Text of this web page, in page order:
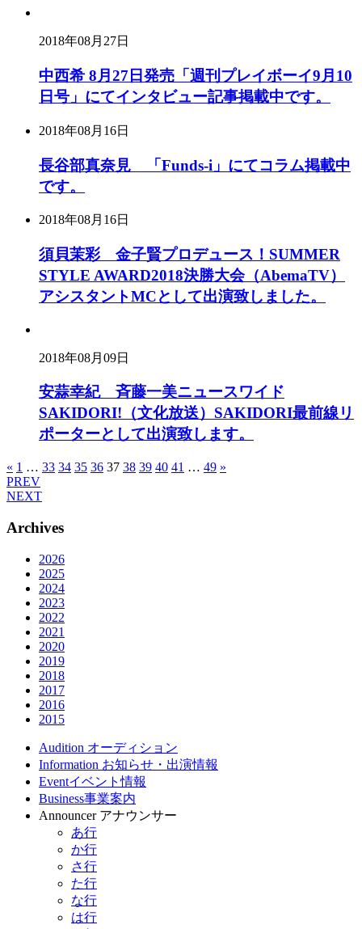
2018年08月27日
中西希 8月27日発売「週刊プレイボーイ9月10
日号」にてインタビュー記事掲載中です。
2018年08月16日
長谷部真奈見 「Funds-i」にてコラム掲載中
です。
2018年08月16日
須貝茉彩 金子賢プロデュース！SUMMER
STYLE AWARD2018決勝大会（AbemaTV）
アシスタントMCとして出演致しました。
2018年08月09日
安蒜幸紀 斉藤一美ニュースワイド
SAKIDORI!（文化放送）SAKIDORI最前線リ
ポーターとして出演致します。
« 1 … 33 34 35 36 37 38 39 40 41 … 49 »
PREV
NEXT
Archives
2026
2025
2024
2023
2022
2021
2020
2019
2018
2017
2016
2015
Audition オーディション
Information お知らせ・出演情報
Eventイベント情報
Business事業案内
Announcer アナウンサー
あ行
か行
さ行
た行
な行
は行